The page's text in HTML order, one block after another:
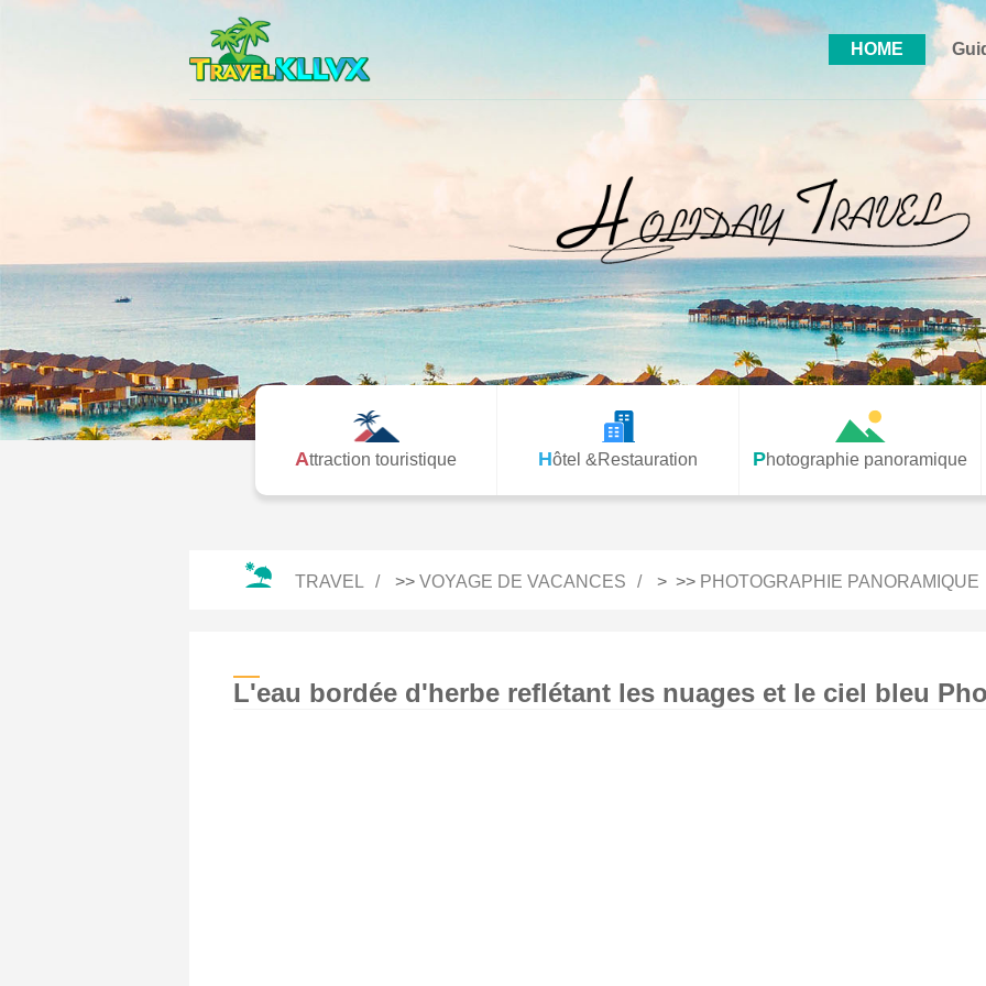
HOME
Attraction touristique Hôtel &Restauration Photographie panoramique
TRAVEL >> VOYAGE DE VACANCES > >> PHOTOGRAPHIE PANORAMIQUE
L'eau bordée d'herbe reflétant les nuages ​​et le ciel bleu